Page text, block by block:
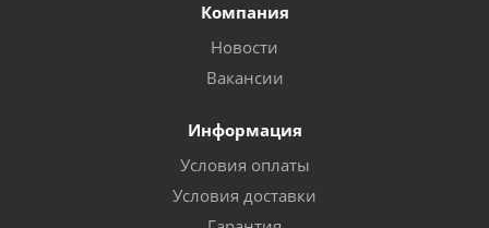
Компания
Новости
Вакансии
Информация
Условия оплаты
Условия доставки